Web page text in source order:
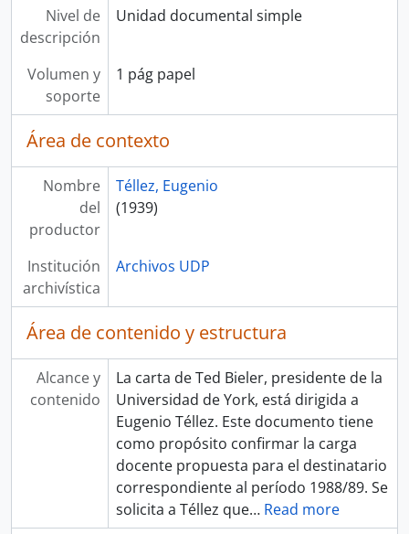
Nivel de
descripción
Unidad documental simple
Volumen y
soporte
1 pág papel
Área de contexto
Nombre
del
productor
Téllez, Eugenio
(1939)
Institución
archivística
Archivos UDP
Área de contenido y estructura
Alcance y
contenido
La carta de Ted Bieler, presidente de la
Universidad de York, está dirigida a
Eugenio Téllez. Este documento tiene
como propósito confirmar la carga
docente propuesta para el destinatario
correspondiente al período 1988/89. Se
solicita a Téllez que… Read more